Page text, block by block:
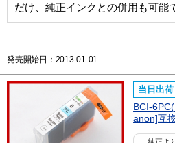
だけ、純正インクとの併用も可能
発売開始日：2013-01-01
当日出荷
BCI-
anon]互